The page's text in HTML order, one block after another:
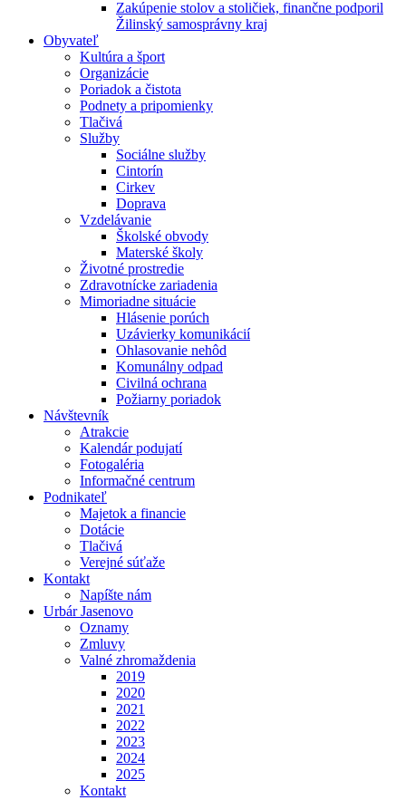
Zakúpenie stolov a stoličiek, finančne podporil
Žilinský samosprávny kraj
Obyvateľ
Kultúra a šport
Organizácie
Poriadok a čistota
Podnety a pripomienky
Tlačivá
Služby
Sociálne služby
Cintorín
Cirkev
Doprava
Vzdelávanie
Školské obvody
Materské školy
Životné prostredie
Zdravotnícke zariadenia
Mimoriadne situácie
Hlásenie porúch
Uzávierky komunikácií
Ohlasovanie nehôd
Komunálny odpad
Civilná ochrana
Požiarny poriadok
Návštevník
Atrakcie
Kalendár podujatí
Fotogaléria
Informačné centrum
Podnikateľ
Majetok a financie
Dotácie
Tlačivá
Verejné súťaže
Kontakt
Napíšte nám
Urbár Jasenovo
Oznamy
Zmluvy
Valné zhromaždenia
2019
2020
2021
2022
2023
2024
2025
Kontakt